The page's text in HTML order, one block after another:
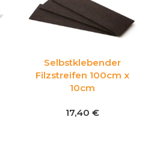
Selbstklebender
Filzstreifen 100cm x
10cm
17,40 €